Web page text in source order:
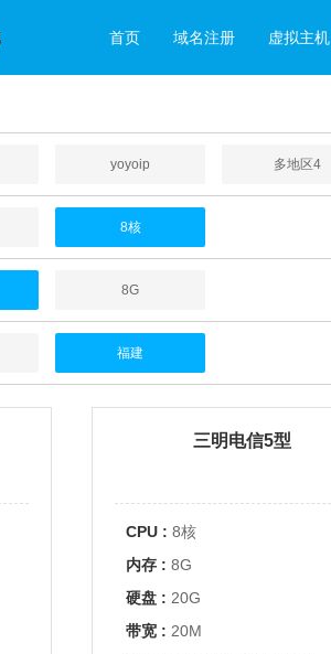
首页 域名注册 虚拟主机
yoyoip 多地区4
8核
8G
福建
三明电信5型
CPU : 8核
内存 : 8G
硬盘 : 20G
带宽 : 20M